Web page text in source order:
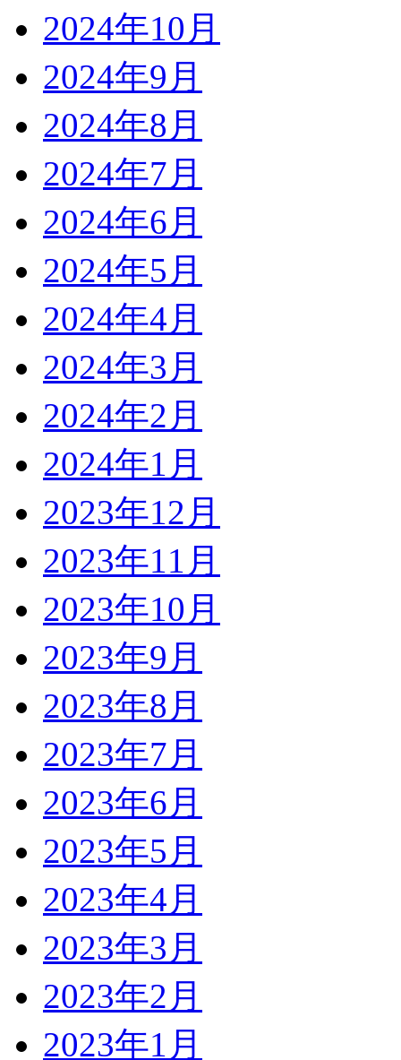
2024年10月
2024年9月
2024年8月
2024年7月
2024年6月
2024年5月
2024年4月
2024年3月
2024年2月
2024年1月
2023年12月
2023年11月
2023年10月
2023年9月
2023年8月
2023年7月
2023年6月
2023年5月
2023年4月
2023年3月
2023年2月
2023年1月